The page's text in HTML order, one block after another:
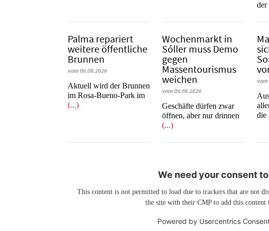
der
Palma repariert
weitere öffentliche
Brunnen
vom 06.08.2026
Aktuell wird der Brunnen
im Rosa-Bueno-Park im
(...)
Wochenmarkt in
Sóller muss Demo
gegen
Massentourismus
weichen
vom 06.08.2026
Geschäfte dürfen zwar
öffnen, aber nur drinnen
(...)
vom
die
We need your consent
This content is not permitted to load due to trackers that are not
the site with their CMP to add this content
Powered by Usercentrics